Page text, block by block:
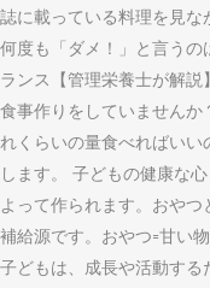
誌に載っている料理を見な
何度も「ダメ！」と言う
ランス【管理栄養士が解
食事作りをしていませんか
れくらいの量食べればい
します。 子どもの健康な
よって作られます。おや
補給源です。おやつ=甘い
子どもは、成長や活動する